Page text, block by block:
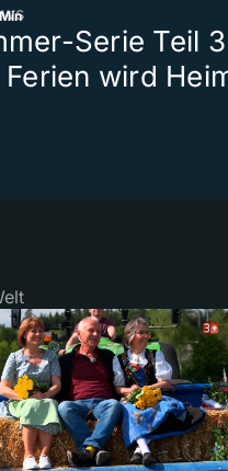
Serie Teil
Ferien wird